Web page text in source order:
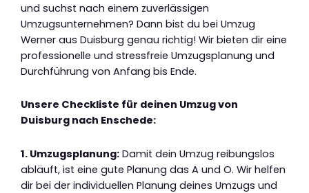
und suchst nach einem zuverlässigen
Umzugsunternehmen? Dann bist du bei Umzug
Werner aus Duisburg genau richtig! Wir bieten dir eine
professionelle und stressfreie Umzugsplanung und
Durchführung von Anfang bis Ende.
Unsere Checkliste für deinen Umzug von
Duisburg nach Enschede:
1. Umzugsplanung: Damit dein Umzug reibungslos
abläuft, ist eine gute Planung das A und O. Wir helfen
dir bei der individuellen Planung deines Umzugs und